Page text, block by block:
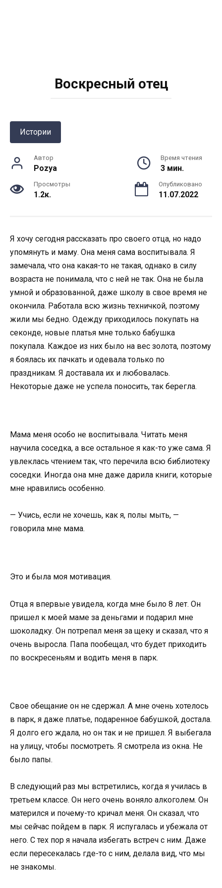
Воскресный отец
Истории
Автор
Pozya
Время чтения
3 мин.
Просмотры
1.2к.
Опубликовано
11.07.2022
Я хочу сегодня рассказать про своего отца, но надо
упомянуть и маму. Она меня сама воспитывала. Я
замечала, что она какая-то не такая, однако в силу
возраста не понимала, что с ней не так. Она не была
умной и образованной, даже школу в свое время не
окончила. Работала всю жизнь техничкой, поэтому
жили мы бедно. Одежду приходилось покупать на
секонде, новые платья мне только бабушка
покупала. Каждое из них было на вес золота, поэтому
я боялась их пачкать и одевала только по
праздникам. Я доставала их и любовалась.
Некоторые даже не успела поносить, так берегла.
Мама меня особо не воспитывала. Читать меня
научила соседка, а все остальное я как-то уже сама. Я
увлеклась чтением так, что перечила всю библиотеку
соседки. Иногда она мне даже дарила книги, которые
мне нравились особенно.
— Учись, если не хочешь, как я, полы мыть, —
говорила мне мама.
Это и была моя мотивация.
Отца я впервые увидела, когда мне было 8 лет. Он
пришел к моей маме за деньгами и подарил мне
шоколадку. Он потрепал меня за щеку и сказал, что я
очень выросла. Папа пообещал, что будет приходить
по воскресеньям и водить меня в парк.
Свое обещание он не сдержал. А мне очень хотелось
в парк, я даже платье, подаренное бабушкой, достала.
Я долго его ждала, но он так и не пришел. Я выбегала
на улицу, чтобы посмотреть. Я смотрела из окна. Не
было папы.
В следующий раз мы встретились, когда я училась в
третьем классе. Он него очень воняло алкоголем. Он
матерился и почему-то кричал меня. Он сказал, что
мы сейчас пойдем в парк. Я испугалась и убежала от
него. С тех пор я начала избегать встреч с ним. Даже
если пересекалась где-то с ним, делала вид, что мы
не знакомы.